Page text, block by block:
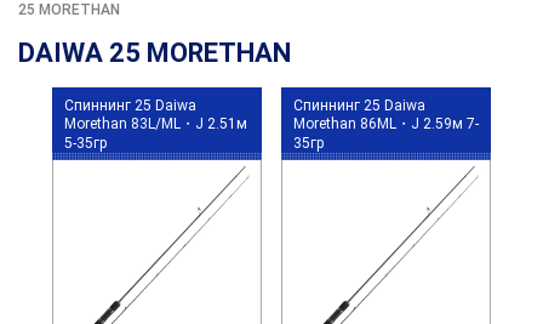
25 MORETHAN
DAIWA 25 MORETHAN
Спиннинг 25 Daiwa
Morethan 83L/ML・J 2.51м
5-35гр
Спиннинг 25 Daiwa
Morethan 86ML・J 2.59м 7-
35гр